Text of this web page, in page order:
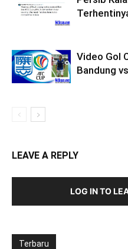
Video Gol
Bandung
LEAVE A REPLY
LOG IN TO
Terbaru